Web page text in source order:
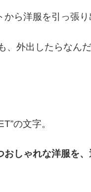
ら洋服を引っ張り
、外出したらなん
の文字。
おしゃれな洋服を